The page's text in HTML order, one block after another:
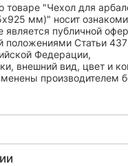
"Чехол для
мм)" носит
является публичной
положениями Статьи
Федерации,
внешний вид, цвет и
производителем